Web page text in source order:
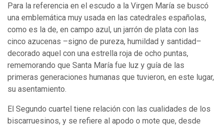
Para la referencia en el escudo a la Virgen María se buscó
una emblemática muy usada en las catedrales españolas,
como es la de, en campo azul, un jarrón de plata con las
cinco azucenas –signo de pureza, humildad y santidad–
decorado aquel con una estrella roja de ocho puntas,
rememorando que Santa María fue luz y guía de las
primeras generaciones humanas que tuvieron, en este lugar,
su asentamiento.
El Segundo cuartel tiene relación con las cualidades de los
biscarruesinos, y se refiere al apodo o mote que, desde